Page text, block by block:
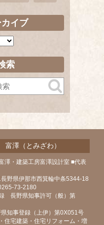
イブ
索
澤（とみざわ）
澤・建築工房富澤設計室 ■代表
野県伊那市西箕輪中条5344-18
73-2180
長野県知事許可（般）第
知事登録（上伊）第0X051号
住宅建築・住宅リフォーム・増